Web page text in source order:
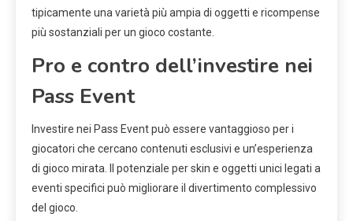
tipicamente una varietà più ampia di oggetti e ricompense
più sostanziali per un gioco costante.
Pro e contro dell’investire nei
Pass Event
Investire nei Pass Event può essere vantaggioso per i
giocatori che cercano contenuti esclusivi e un’esperienza
di gioco mirata. Il potenziale per skin e oggetti unici legati a
eventi specifici può migliorare il divertimento complessivo
del gioco.